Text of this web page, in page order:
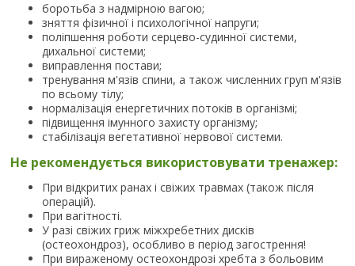
боротьба з надмірною вагою;
зняття фізичної і психологічної напруги;
поліпшення роботи серцево-судинної системи,
дихальної системи;
виправлення постави;
тренування м'язів спини, а також численних груп м'язів
по всьому тілу;
нормалізація енергетичних потоків в організмі;
підвищення імунного захисту організму;
стабілізація вегетативної нервової системи.
Не рекомендується використовувати тренажер:
При відкритих ранах і свіжих травмах (також після
операцій).
При вагітності.
У разі свіжих гриж міжхребетних дисків
(остеохондроз), особливо в період загострення!
При вираженому остеохондрозі хребта з больовим